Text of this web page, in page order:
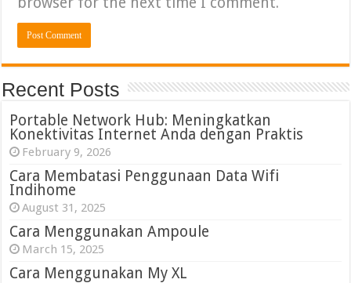
Recent Posts
Portable Network Hub: Meningkatkan
Konektivitas Internet Anda dengan Praktis
February 9, 2026
Cara Membatasi Penggunaan Data Wifi
Indihome
August 31, 2025
Cara Menggunakan Ampoule
March 15, 2025
Cara Menggunakan My XL